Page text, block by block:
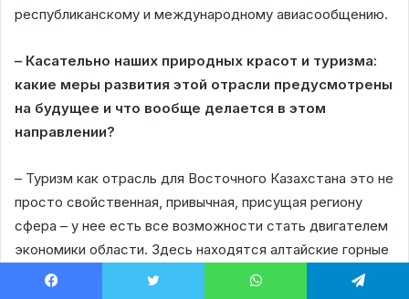
республиканскому и международному авиасообщению.
– Касательно наших природных красот и туризма:
какие меры развития этой отрасли предусмотрены
на будущее и что вообще делается в этом
направлении?
– Туризм как отрасль для Восточного Казахстана это не
просто свойственная, привычная, присущая региону
сфера – у нее есть все возможности стать двигателем
экономики области. Здесь находятся алтайские горные
ландшафты, Катон-Карагайский государственный